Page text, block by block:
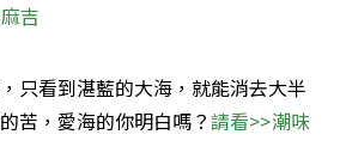
吉
只看到湛藍的大海，就能消去大半
苦，愛海的你明白嗎？請看>>潮味